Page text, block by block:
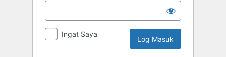
Ingat Saya